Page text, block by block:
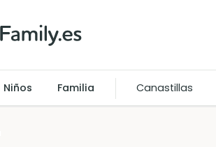
Niños Familia Canastillas